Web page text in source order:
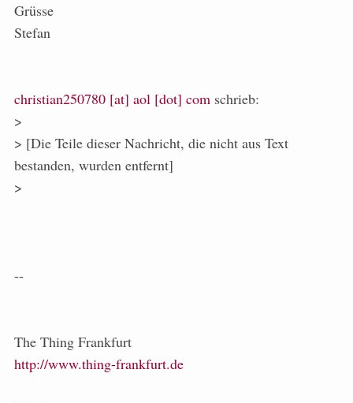
Grüsse
Stefan
christian250780 [at] aol [dot] com schrieb:
>
> [Die Teile dieser Nachricht, die nicht aus Text
bestanden, wurden entfernt]
>
--
The Thing Frankfurt
http://www.thing-frankfurt.de